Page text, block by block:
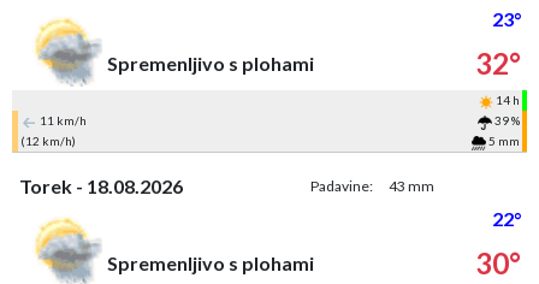
23°
Spremenljivo s plohami
32°
14 h
11 km/h
39 %
(12 km/h)
5 mm
Torek - 18.08.2026 Padavine: 43 mm
22°
Spremenljivo s plohami
30°